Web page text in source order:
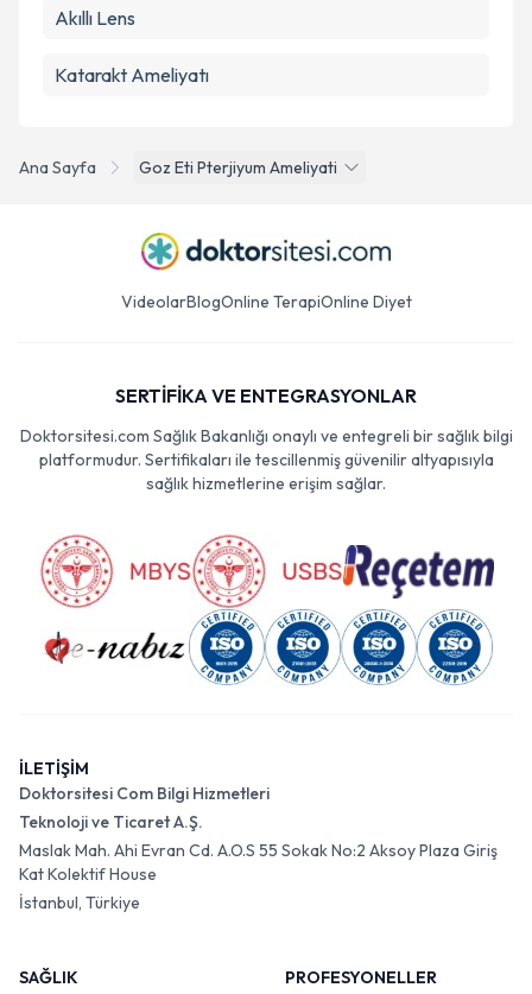
Ana Sayfa Goz Eti Pterjiyum Ameliyati
Akıllı Lens
Katarakt Ameliyatı
VideolarBlogOnline TerapiOnline Diyet
SERTİFİKA VE ENTEGRASYONLAR
Doktorsitesi.com Sağlık Bakanlığı onaylı ve entegreli bir sağlık bilgi
platformudur. Sertifikaları ile tescillenmiş güvenilir altyapısıyla
sağlık hizmetlerine erişim sağlar.
İLETİŞİM
Doktorsitesi Com Bilgi Hizmetleri
Teknoloji ve Ticaret A.Ş.
Maslak Mah. Ahi Evran Cd. A.O.S 55 Sokak No:2 Aksoy Plaza Giriş
Kat Kolektif House
İstanbul, Türkiye
SAĞLIK
PROFESYONELLER